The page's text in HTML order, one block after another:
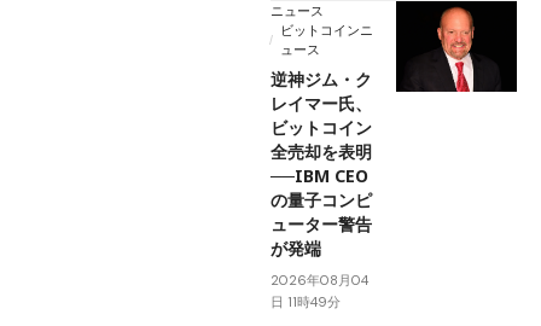
ニュース
ビットコインニ
ュース
逆神ジム・ク
レイマー氏、
ビットコイン
全売却を表明
──IBM CEO
の量子コンピ
ューター警告
が発端
2026年08月04
日 11時49分